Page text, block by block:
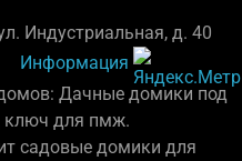
Индустриальная, д. 40
Информация
Дачные домики под
ключ для пмж.
садовые домики для